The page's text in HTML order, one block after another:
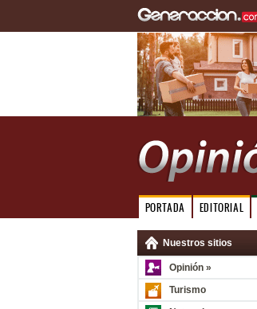
PORTADA EDITORIAL
Nuestros sitios
Opinión »
Turismo